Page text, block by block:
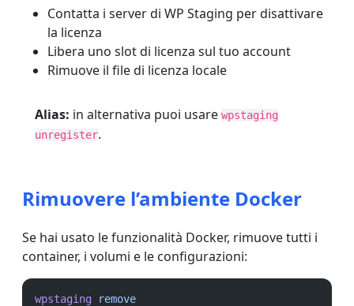
Contatta i server di WP Staging per disattivare
la licenza
Libera uno slot di licenza sul tuo account
Rimuove il file di licenza locale
Alias: in alternativa puoi usare wpstaging
unregister.
Rimuovere l’ambiente Docker
Se hai usato le funzionalità Docker, rimuove tutti i
container, i volumi e le configurazioni:
wpstaging remove